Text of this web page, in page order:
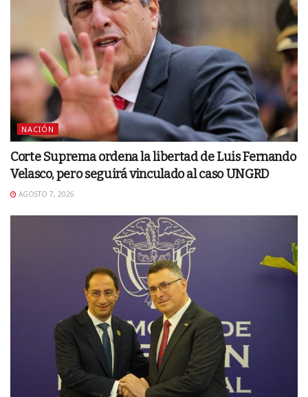
NACIÓN
Corte Suprema ordena la libertad de Luis Fernando
Velasco, pero seguirá vinculado al caso UNGRD
AGOSTO 7, 2026